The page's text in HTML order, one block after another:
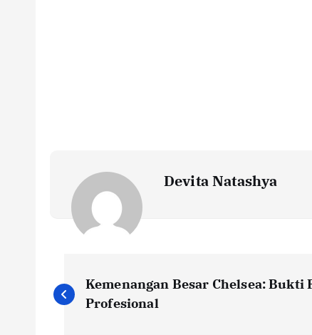
Devita Natashya
N
a
Kemenangan Besar Chelsea: Bukti
Profesional